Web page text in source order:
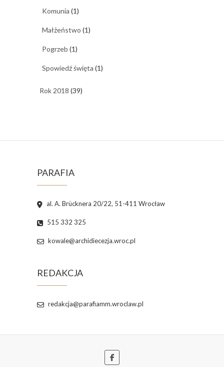
Komunia (1)
Małżeństwo (1)
Pogrzeb (1)
Spowiedź święta (1)
Rok 2018 (39)
PARAFIA
al. A. Brücknera 20/22, 51-411 Wrocław
515 332 325
kowale@archidiecezja.wroc.pl
REDAKCJA
redakcja@parafiamm.wroclaw.pl